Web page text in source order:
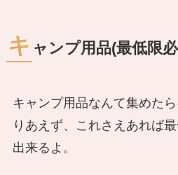
キ ャンプ用品(最低限
キャンプ用品なんて集めた
りあえず、これさえあれば
出来るよ。